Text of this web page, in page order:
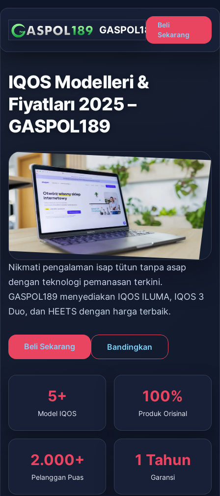
GASPOL189
Beli
Sekarang
IQOS Modelleri &
Fiyatları 2025 –
GASPOL189
Nikmati pengalaman isap tütun tanpa asap
dengan teknologi pemanasan terkini.
GASPOL189 menyediakan IQOS ILUMA, IQOS 3
Duo, dan HEETS dengan harga terbaik.
Beli Sekarang Bandingkan
5+
Model IQOS
100%
Produk Orisinal
2.000+
Pelanggan Puas
1 Tahun
Garansi